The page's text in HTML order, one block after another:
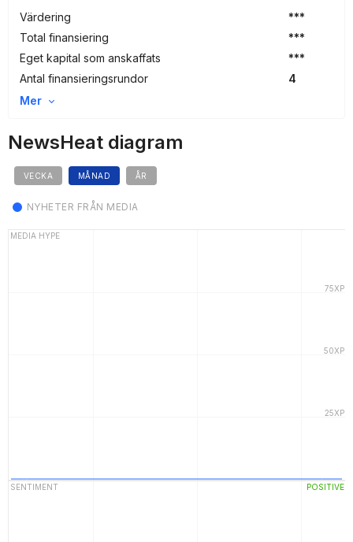
Värdering
***
Total finansiering
***
Eget kapital som anskaffats
***
Antal finansieringsrundor
4
Mer
NewsHeat diagram
VECKA MÅNAD ÅR
NYHETER FRÅN MEDIA